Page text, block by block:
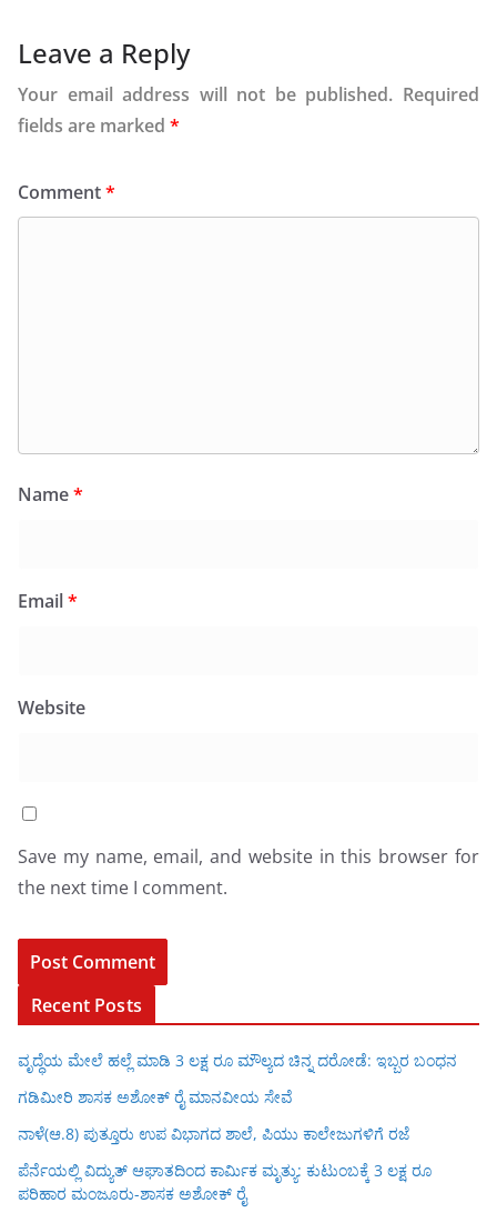
Leave a Reply
Your email address will not be published. Required
fields are marked *
Comment*
Name*
Email*
Website
Save my name, email, and website in this browser for
the next time I comment.
Recent Posts
ವೃದ್ಧೆಯ ಮೇಲೆ ಹಲ್ಲೆ ಮಾಡಿ 3 ಲಕ್ಷ ರೂ ಮೌಲ್ಯದ ಚಿನ್ನ ದರೋಡೆ: ಇಬ್ಬರ ಬಂಧನ
ಗಡಿಮೀರಿ ಶಾಸಕ ಅಶೋಕ್ ರೈ ಮಾನವೀಯ ಸೇವೆ
ನಾಳೆ(ಆ.8) ಪುತ್ತೂರು ಉಪ ವಿಭಾಗದ ಶಾಲೆ, ಪಿಯು ಕಾಲೇಜುಗಳಿಗೆ ರಜೆ
ಪೆರ್ನೆಯಲ್ಲಿ ವಿದ್ಯುತ್ ಆಘಾತದಿಂದ ಕಾರ್ಮಿಕ ಮೃತ್ಯು: ಕುಟುಂಬಕ್ಕೆ 3 ಲಕ್ಷ ರೂ
ಪರಿಹಾರ ಮಂಜೂರು-ಶಾಸಕ ಅಶೋಕ್ ರೈ